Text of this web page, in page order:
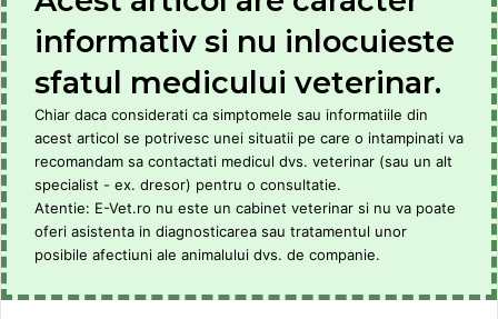
informativ si nu inlocuieste
sfatul medicului veterinar.
Chiar daca considerati ca simptomele sau informatiile din
acest articol se potrivesc unei situatii pe care o intampinati va
recomandam sa contactati medicul dvs. veterinar (sau un alt
specialist - ex. dresor) pentru o consultatie.
Atentie: E-Vet.ro nu este un cabinet veterinar si nu va poate
oferi asistenta in diagnosticarea sau tratamentul unor
posibile afectiuni ale animalului dvs. de companie.